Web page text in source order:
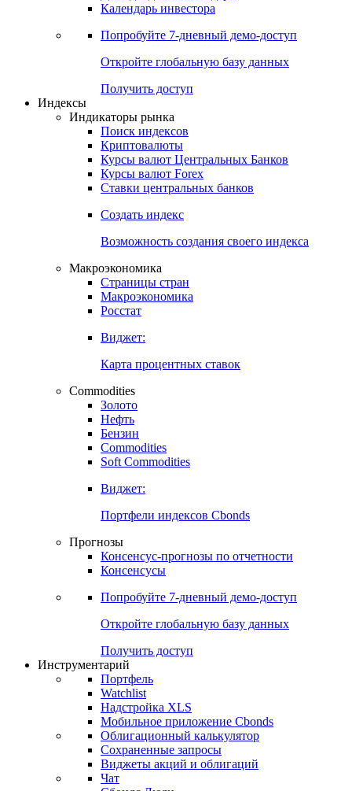
Оферты
Денежный рынок
Календарь инвестора
Попробуйте7-дневный
Откройте глобальную базу данных
Получить доступ
Индикаторы рынка
Поиск индексов
Курсы валют Центральных Банков
Ставки центральных банков
Создать индекс
Возможность создания своего индекса
Страницы стран
Росстат
Виджет:
Карта процентных ставок
Commodities
Золото
Бензин
Soft Commodities
Виджет:
Портфели индексов Cbonds
Прогнозы
Консенсусы
Попробуйте7-дневный
Откройте глобальную базу данных
Получить доступ
Инструментарий
Портфель
Watchlist
Надстройка XLS
Мобильное приложение Cbonds